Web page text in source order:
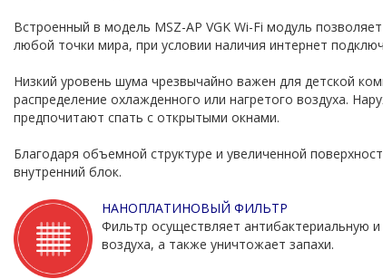
Встроенный в модель MSZ-AP VGK Wi-Fi модуль
любой точки мира, при условии наличия интернет
Низкий уровень шума чрезвычайно важен для детской
распределение охлажденного или нагретого воздуха.
предпочитают спать с открытыми окнами.
Благодаря объемной структуре и увеличенной
внутренний блок.
НАНОПЛАТИНОВЫЙ ФИЛЬТР
Фильтр осуществляет антибактериальную
воздуха, а также уничтожает запахи.